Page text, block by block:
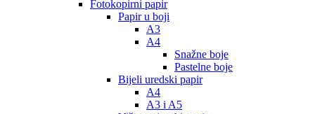
Fotokopirni papir
Papir u boji
A3
A4
Snažne boje
Pastelne boje
Bijeli uredski papir
A4
A3 i A5